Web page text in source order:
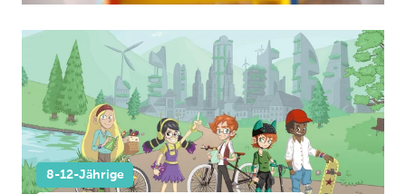
8-12-Jährige